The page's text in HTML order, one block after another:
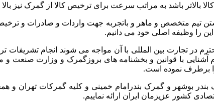
باشد به مراتب سرعت برای ترخیص کالا از گمرک نیز
و مجوزهای قانونی و همچنین با داشتن تیم متخصص و ماهر و باتجربه جهت واردات
را وظیفه اصلی خود می دانیم.
در تجارت بین المللی با آن مواجه می شوند انجام
آشنایی با قوانین و بخشنامه های بروزگمرک و وزارت صنعت
برطرف نموده است.
بوشهر و گمرک بندرامام خمینی و کلیه گمرکات تهران و
کشور عزیزمان ایران ارائه نماییم.